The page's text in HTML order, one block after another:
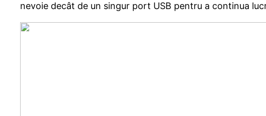
nevoie decât de un singur port USB pentru a continua